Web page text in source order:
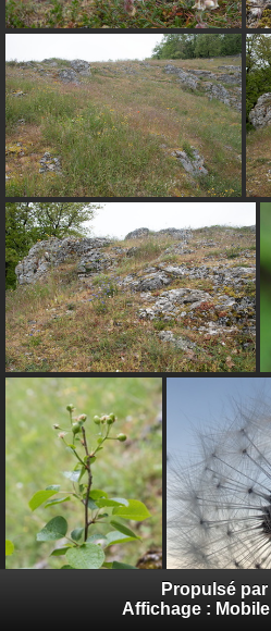
Propulsé par
Affichage : Mobile